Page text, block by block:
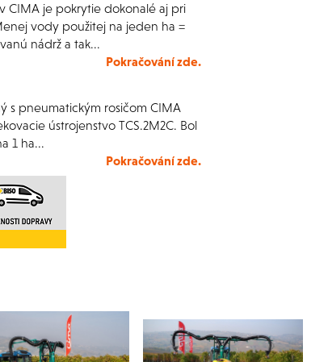
CIMA je pokrytie dokonalé aj pri
vody použitej na jeden ha =
nádrž a tak...
Pokračování zde.
s pneumatickým rosičom CIMA
ústrojenstvo TCS.2M2C. Bol
1 ha...
Pokračování zde.